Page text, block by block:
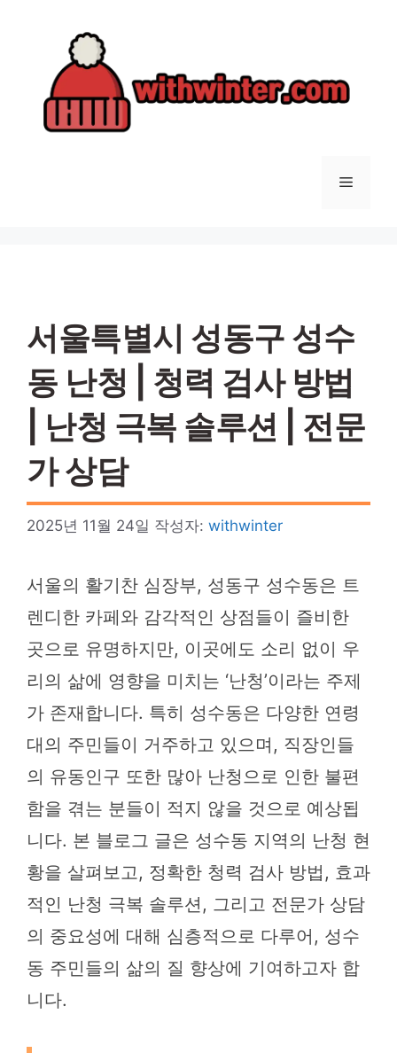
메
서울특별시 성동구 성수
동 난청 | 청력 검사 방법
| 난청 극복 솔루션 | 전문
가 상담
2025년 11월 24일 작성자: withwinter
서울의 활기찬 심장부, 성동구 성수동은 트
렌디한 카페와 감각적인 상점들이 즐비한
곳으로 유명하지만, 이곳에도 소리 없이 우
리의 삶에 영향을 미치는 ‘난청’이라는 주제
가 존재합니다. 특히 성수동은 다양한 연령
대의 주민들이 거주하고 있으며, 직장인들
의 유동인구 또한 많아 난청으로 인한 불편
함을 겪는 분들이 적지 않을 것으로 예상됩
니다. 본 블로그 글은 성수동 지역의 난청 현
황을 살펴보고, 정확한 청력 검사 방법, 효과
적인 난청 극복 솔루션, 그리고 전문가 상담
의 중요성에 대해 심층적으로 다루어, 성수
동 주민들의 삶의 질 향상에 기여하고자 합
니다.